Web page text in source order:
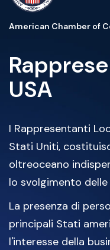
American Chamber of
USA
I Rappresentanti
Stati Uniti,
oltreoceano
lo svolgimento
La presenza di
principali Stati
l'interesse della